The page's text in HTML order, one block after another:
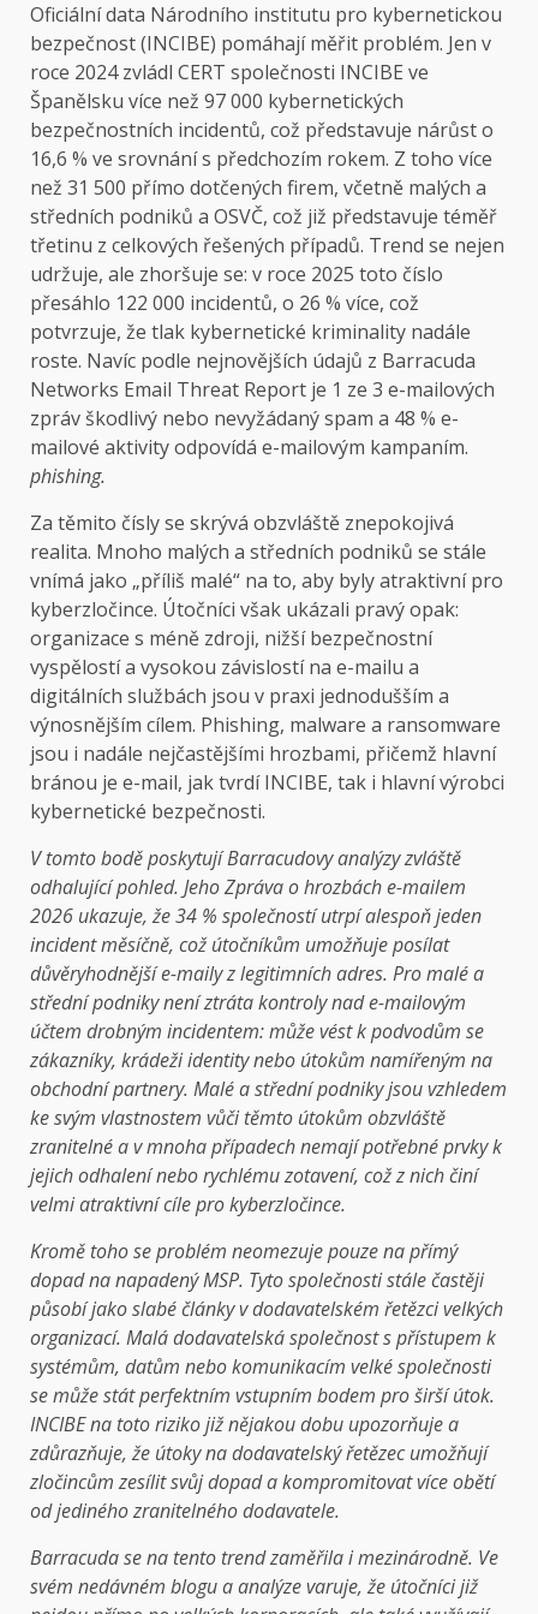
Oficiální data Národního institutu pro kybernetickou
bezpečnost (INCIBE) pomáhají měřit problém. Jen v
roce 2024 zvládl CERT společnosti INCIBE ve
Španělsku více než 97 000 kybernetických
bezpečnostních incidentů, což představuje nárůst o
16,6 % ve srovnání s předchozím rokem. Z toho více
než 31 500 přímo dotčených firem, včetně malých a
středních podniků a OSVČ, což již představuje téměř
třetinu z celkových řešených případů. Trend se nejen
udržuje, ale zhoršuje se: v roce 2025 toto číslo
přesáhlo 122 000 incidentů, o 26 % více, což
potvrzuje, že tlak kybernetické kriminality nadále
roste. Navíc podle nejnovějších údajů z Barracuda
Networks Email Threat Report je 1 ze 3 e-mailových
zpráv škodlivý nebo nevyžádaný spam a 48 % e-
mailové aktivity odpovídá e-mailovým kampaním.
phishing.
Za těmito čísly se skrývá obzvláště znepokojivá
realita. Mnoho malých a středních podniků se stále
vnímá jako „příliš malé“ na to, aby byly atraktivní pro
kyberzločince. Útočníci však ukázali pravý opak:
organizace s méně zdroji, nižší bezpečnostní
vyspělostí a vysokou závislostí na e-mailu a
digitálních službách jsou v praxi jednodušším a
výnosnějším cílem. Phishing, malware a ransomware
jsou i nadále nejčastějšími hrozbami, přičemž hlavní
bránou je e-mail, jak tvrdí INCIBE, tak i hlavní výrobci
kybernetické bezpečnosti.
V tomto bodě poskytují Barracudovy analýzy zvláště
odhalující pohled. JehoZpráva o hrozbách e-mailem
2026 ukazuje, že 34 % společností utrpí alespoň jeden
incident měsíčně, což útočníkům umožňuje posílat
důvěryhodnější e-maily z legitimních adres. Pro malé a
střední podniky není ztráta kontroly nad e-mailovým
účtem drobným incidentem: může vést k podvodům se
zákazníky, krádeži identity nebo útokům namířeným na
obchodní partnery. Malé a střední podniky jsou vzhledem
ke svým vlastnostem vůči těmto útokům obzvláště
zranitelné a v mnoha případech nemají potřebné prvky k
jejich odhalení nebo rychlému zotavení, což z nich činí
velmi atraktivní cíle pro kyberzločince.
Kromě toho se problém neomezuje pouze na přímý
dopad na napadený MSP. Tyto společnosti stále častěji
působí jako slabé články v dodavatelském řetězci velkých
organizací. Malá dodavatelská společnost s přístupem k
systémům, datům nebo komunikacím velké společnosti
se může stát perfektním vstupním bodem pro širší útok.
INCIBE na toto riziko již nějakou dobu upozorňuje a
zdůrazňuje, že útoky na dodavatelský řetězec umožňují
zločincům zesílit svůj dopad a kompromitovat více obětí
od jediného zranitelného dodavatele.
Barracuda se na tento trend zaměřila i mezinárodně. Ve
svém nedávném blogu a analýze varuje, že útočníci již